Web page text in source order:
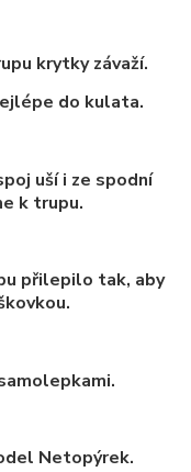
krytky závaží.
do kulata.
uší i ze spodní
k trupu.
přilepilo tak, aby
Netopýrek.